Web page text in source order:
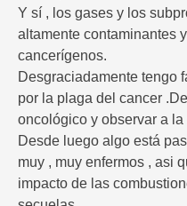
Y sí , los gases y los
altamente contaminantes
cancerígenos.
Desgraciadamente tengo
por la plaga del cancer
oncológico y observar a
Desde luego algo está
muy , muy enfermos , asi
impacto de las